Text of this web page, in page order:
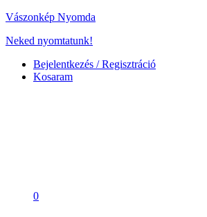
Vászonkép Nyomda
Neked nyomtatunk!
Bejelentkezés / Regisztráció
Kosaram
0